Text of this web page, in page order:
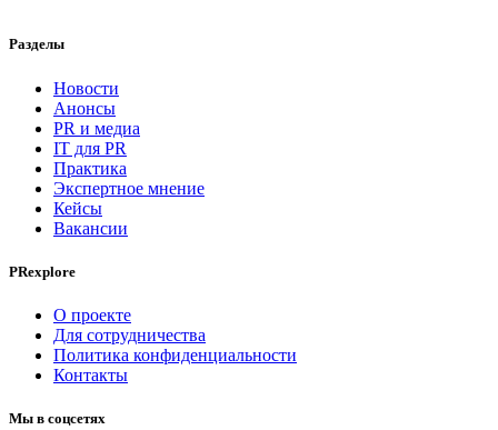
Разделы
Новости
Анонсы
PR и медиа
IT для PR
Практика
Экспертное мнение
Кейсы
Вакансии
PRexplore
О проекте
Для сотрудничества
Политика конфиденциальности
Контакты
Мы в соцсетях